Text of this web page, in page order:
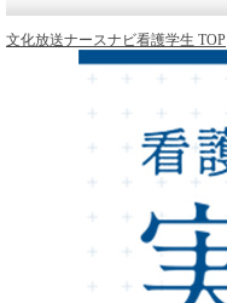
文化放送ナースナビ看護学生 TOP